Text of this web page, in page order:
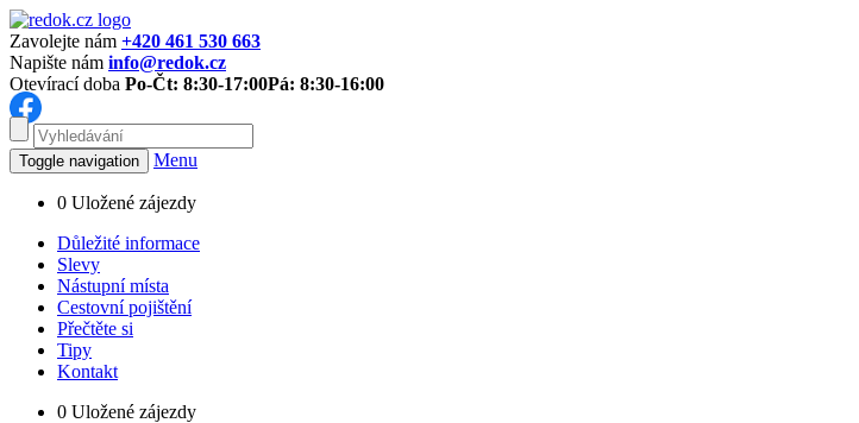
Zavolejte nám +420 461 530 663
Napište nám info@redok.cz
Otevírací doba Po-Čt: 8:30-17:00Pá: 8:30-16:00
Toggle navigation Menu
0 Uložené zájezdy
Důležité informace
Slevy
Nástupní místa
Cestovní pojištění
Přečtěte si
Tipy
Kontakt
0 Uložené zájezdy